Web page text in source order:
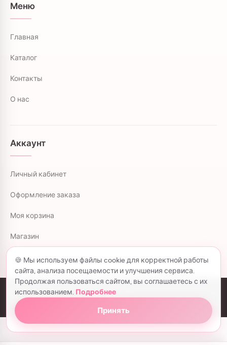
Меню
Главная
Каталог
Контакты
О нас
Аккаунт
Личный кабинет
Оформление заказа
Моя корзина
Магазин
colorflowers.ru © 2026 все права защищены.
Политика конфиденциальности
🍪 Мы используем файлы cookie для корректной работы
сайта, анализа посещаемости и улучшения сервиса.
Продолжая пользоваться сайтом, вы соглашаетесь с их
использованием. Подробнее
Принять